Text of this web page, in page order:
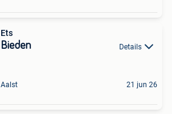
Ets
Bieden Details
Aalst 21 jun 26